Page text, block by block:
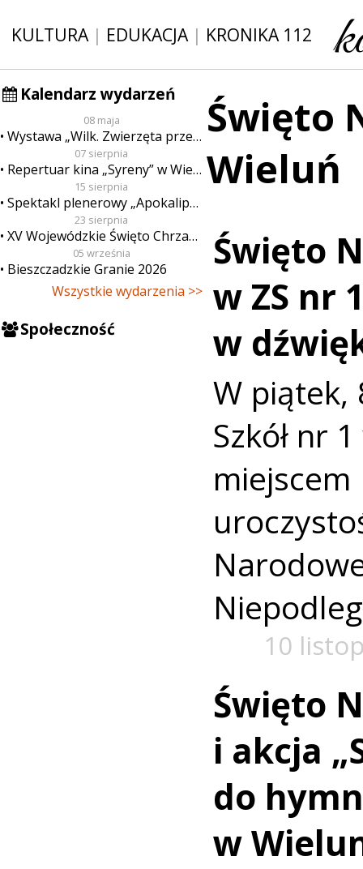
KULTURA| EDUKACJA| KRONIKA 112
Kalendarz wydarzeń
08 maja
Wystawa „Wilk. Zwierzęta przeklęte”
07 sierpnia
Repertuar kina „Syreny” w Wieluniu w dn. od 7 do 13 sierpnia
15 sierpnia
Spektakl plenerowy „Apokalipsa”
23 sierpnia
XV Wojewódzkie Święto Chrzanu
05 września
Bieszczadzkie Granie 2026
Wszystkie wydarzenia >>
Społeczność
Święto
Wieluń
Święto
w ZS nr
w
W piątek,
Szkół nr
10
Święto
i akcja
do
w